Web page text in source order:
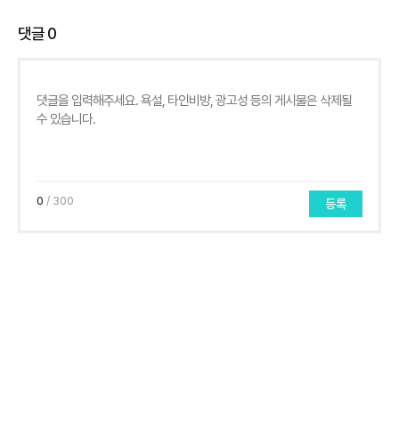
댓글0
0 / 300 등록